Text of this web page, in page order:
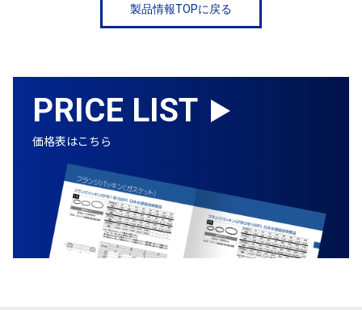
製品情報TOPに戻る
PRICE LIST
価格表はこちら